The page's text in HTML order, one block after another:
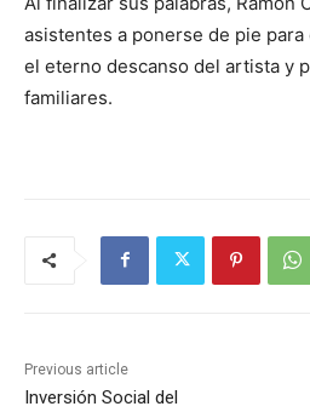
asistentes a ponerse de pie
el eterno descanso del artista y
familiares.
Previous article
Inversión Social del